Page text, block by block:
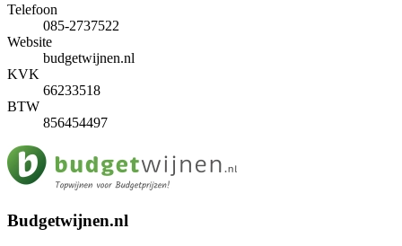
Telefoon
085-2737522
Website
budgetwijnen.nl
KVK
66233518
BTW
856454497
Budgetwijnen.nl